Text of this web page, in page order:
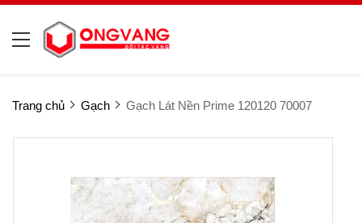
Trang chủ Gạch Gạch Lát Nền Prime 120120 70007